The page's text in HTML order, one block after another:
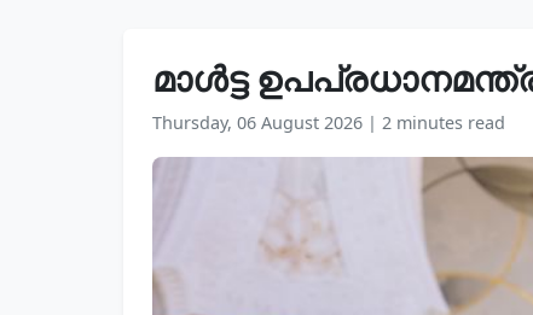
മാൾട്ട
Thursday, 06 August 2026 | 2 minutes read